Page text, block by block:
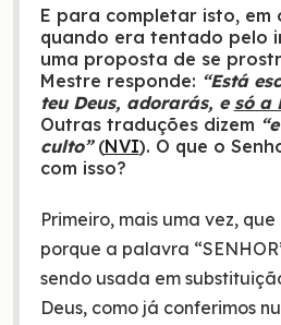
E para completar isto, em
quando era tentado pelo
uma proposta de se
Mestre responde: “Está
teu Deus, adorarás, esó a
Outras traduções dizem “e
culto”(NVI). O que o
com isso?
Primeiro, mais uma vez, que
porque a palavra
sendo usada em
Deus, como já conferimos